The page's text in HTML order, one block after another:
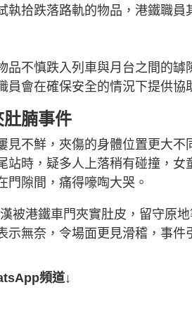
執拾跌落路軌的物品，港鐵職
品不慎跌入列車與月台之間的
員會在確保安全的情況下提供協
腩事件
見不鮮，夾傷的身體位置更大
站時，疑多人上落稍有碰撞，
門隙間，痛得嚎啕大哭。
被港鐵車門夾實肚皮，留守原
示無奈，令場面更見滑稽，事件
頻道↓